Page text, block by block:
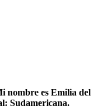
nombre es Emilia del
Sudamericana.